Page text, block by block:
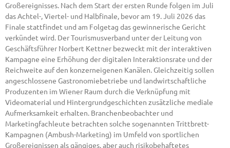
Großereignisses. Nach dem Start der ersten Runde folgen im Juli
das Achtel-, Viertel- und Halbfinale, bevor am 19. Juli 2026 das
Finale stattfindet und am Folgetag das gewinnerische Gericht
verkündet wird. Der Tourismusverband unter der Leitung von
Geschäftsführer Norbert Kettner bezweckt mit der interaktiven
Kampagne eine Erhöhung der digitalen Interaktionsrate und der
Reichweite auf den konzerneigenen Kanälen. Gleichzeitig sollen
angeschlossene Gastronomiebetriebe und landwirtschaftliche
Produzenten im Wiener Raum durch die Verknüpfung mit
Videomaterial und Hintergrundgeschichten zusätzliche mediale
Aufmerksamkeit erhalten. Branchenbeobachter und
Marketingfachleute betrachten solche sogenannten Trittbrett-
Kampagnen (Ambush-Marketing) im Umfeld von sportlichen
Großereignissen als gängiges, aber auch risikobehaftetes